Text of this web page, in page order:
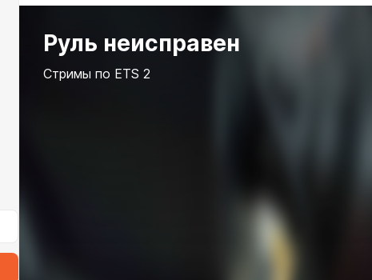
Руль неисправен
Стримы по ETS 2